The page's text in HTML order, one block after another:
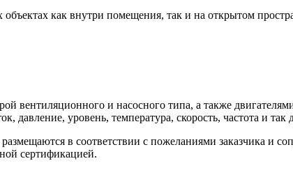
как внутри помещения, так и на открытом
вентиляционного и насосного типа, а также
давление, уровень, температура, скорость, частота и
в соответствии с пожеланиями заказчика и
сертификацией.